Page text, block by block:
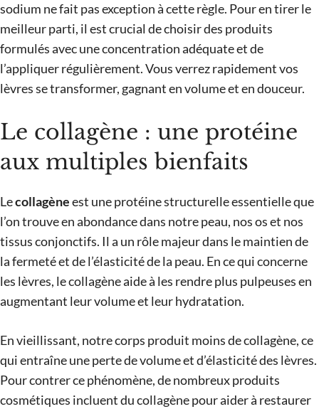
sodium ne fait pas exception à cette règle. Pour en tirer le
meilleur parti, il est crucial de choisir des produits
formulés avec une concentration adéquate et de
l’appliquer régulièrement. Vous verrez rapidement vos
lèvres se transformer, gagnant en volume et en douceur.
Le collagène : une protéine
aux multiples bienfaits
Lecollagèneest une protéine structurelle essentielle que
l’on trouve en abondance dans notre peau, nos os et nos
tissus conjonctifs. Il a un rôle majeur dans le maintien de
la fermeté et de l’élasticité de la peau. En ce qui concerne
les lèvres, le collagène aide à les rendre plus pulpeuses en
augmentant leur volume et leur hydratation.
En vieillissant, notre corps produit moins de collagène, ce
qui entraîne une perte de volume et d’élasticité des lèvres.
Pour contrer ce phénomène, de nombreux produits
cosmétiques incluent du collagène pour aider à restaurer